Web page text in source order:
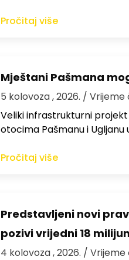
Pročitaj više
Mještani Pašmana
5 kolovoza , 2026. / Vrijeme
Veliki infrastrukturni
otocima Pašmanu i
Pročitaj više
Predstavljeni novi
pozivi vrijedni 18
4 kolovoza , 2026. / Vrijeme